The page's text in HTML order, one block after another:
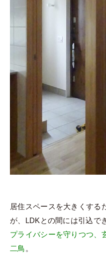
居住スペースを大きくする
が、LDKとの間には引込で
プライバシーを守りつつ、
二鳥 。